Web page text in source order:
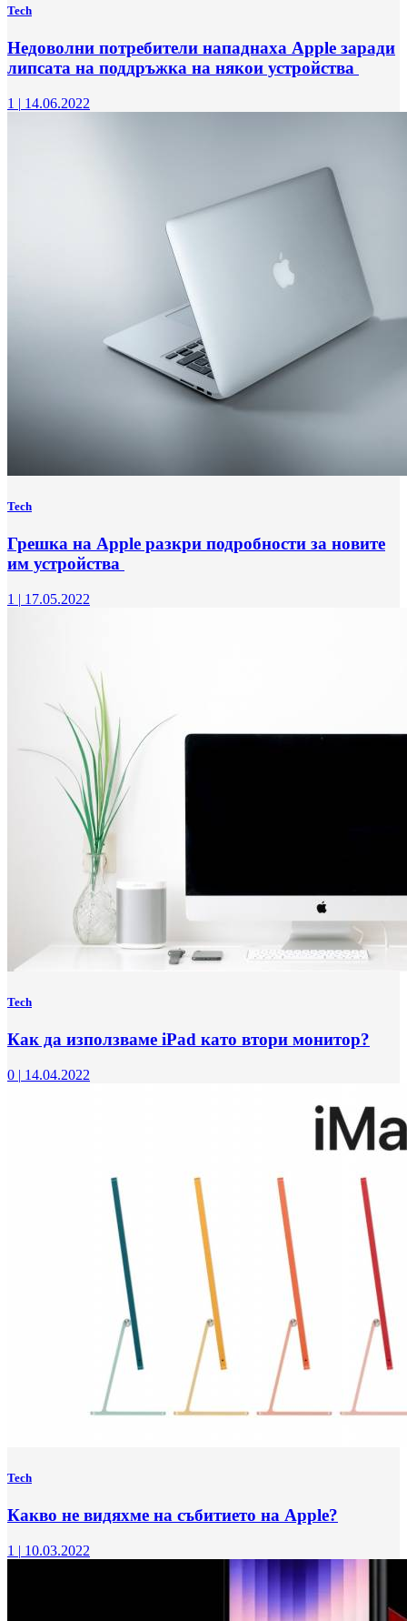
Tech
Недоволни потребители нападнаха Apple заради
липсата на поддръжка на някои устройства
1 | 14.06.2022
Tech
Грешка на Apple разкри подробности за новите
им устройства
1 | 17.05.2022
Tech
Как да използваме iPad като втори монитор?
0 | 14.04.2022
Tech
Какво не видяхме на събитието на Apple?
1 | 10.03.2022